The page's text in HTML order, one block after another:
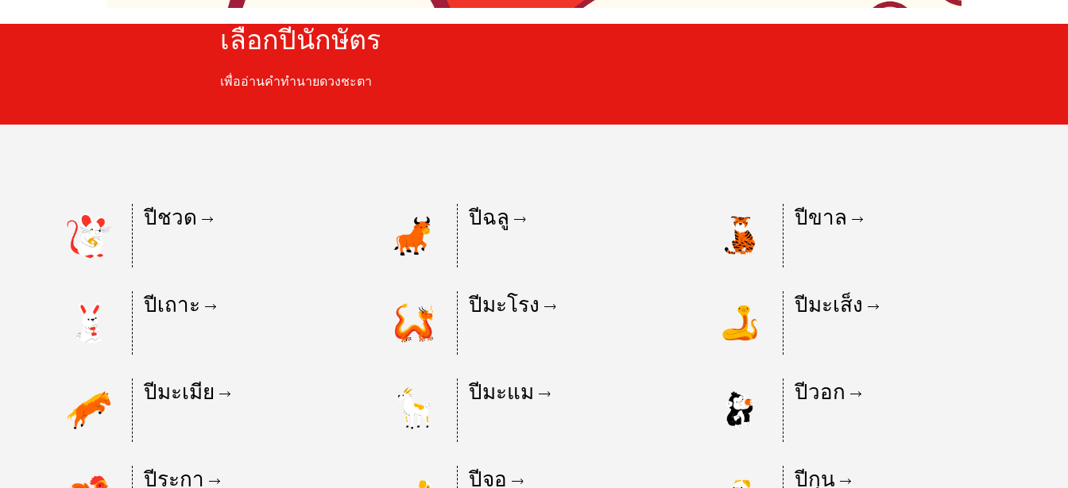
เลือกปีนักษัตร
เพื่ออ่านคำทำนายดวงชะตา
ปีชวด ปีฉลู ปีขาล
ปีเถาะ ปีมะโรง ปีมะเส็ง
ปีมะเมีย ปีมะแม ปีวอก
ปีระกา ปีจอ ปีกุน